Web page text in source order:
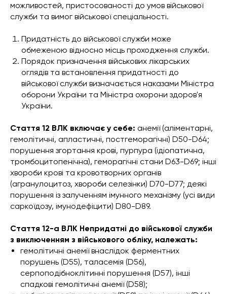
можливостей, пристосованості до умов військової
служби та вимог військової спеціальності.
Придатність до військової служби може
обмеженою відносно місць проходження служби.
Порядок призначення військових лікарських
оглядів та встановлення придатності до
військової служби визначається наказами Міністра
оборони України та Міністра охорони здоров'я
України.
Стаття 12 ВЛК включає у себе: анемії (аліментарні,
гемолітичні, апластичні, постгеморагічні) D50-D64;
порушення згортання крові, пурпура (ідіопатична,
тромбоцитопенічна), геморагічні стани D63-D69; інші
хвороби крові та кровотворних органів
(агранулоцитоз, хвороби селезінки) D70-D77; деякі
порушення із залученням імунного механізму (усі види
саркоїдозу, імунодефіцити) D80-D89.
Стаття 12-а ВЛК Непридатні до військової служби
з виключенням з військового обліку, належать:
гемолітичні анемії внаслідок ферментних
порушень (D55), таласемія (D56),
серпоподібноклітинні порушення (D57), інші
спадкові гемолітичні анемії (D58);